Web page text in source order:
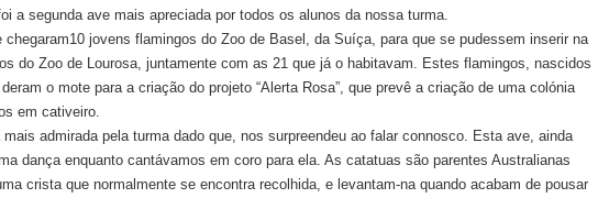
a segunda ave mais apreciada por todos os alunos da nossa turma.
chegaram10 jovens flamingos do Zoo de Basel, da Suíça, para que se pudessem inserir na
do Zoo de Lourosa, juntamente com as 21 que já o habitavam. Estes flamingos, nascidos
o mote para a criação do projeto “Alerta Rosa”, que prevê a criação de uma colónia
em cativeiro.
admirada pela turma dado que, nos surpreendeu ao falar connosco. Esta ave, ainda
dança enquanto cantávamos em coro para ela. As catatuas são parentes Australianas
crista que normalmente se encontra recolhida, e levantam-na quando acabam de pousar